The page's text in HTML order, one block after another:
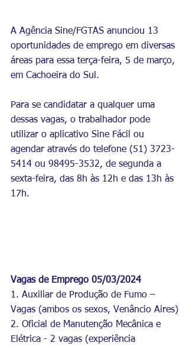
A Agência Sine/FGTAS anunciou 13
oportunidades de emprego em diversas
áreas para essa terça-feira, 5 de março,
em Cachoeira do Sul.
Para se candidatar a qualquer uma
dessas vagas, o trabalhador pode
utilizar o aplicativo Sine Fácil ou
agendar através do telefone (51) 3723-
5414 ou 98495-3532, de segunda a
sexta-feira, das 8h às 12h e das 13h às
17h.
Vagas de Emprego 05/03/2024
1. Auxiliar de Produção de Fumo –
Vagas (ambos os sexos, Venâncio Aires)
2. Oficial de Manutenção Mecânica e
Elétrica - 2 vagas (experiência